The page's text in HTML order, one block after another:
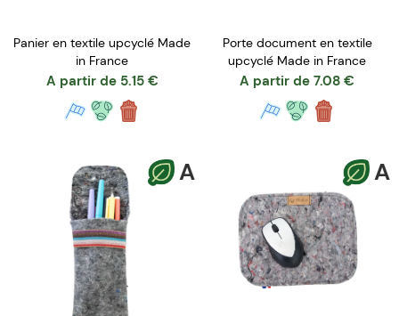
Panier en textile upcyclé Made
in France
A partir de 5.15 €
Porte document en textile
upcyclé Made in France
A partir de 7.08 €
A A